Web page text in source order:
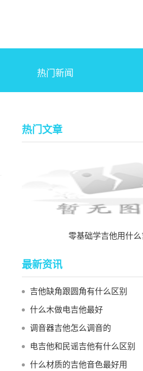
热门新闻
热门文章
零基础学吉他用什
最新资讯
吉他缺角跟圆角有什么区别
什么木做电吉他最好
调音器吉他怎么调音的
电吉他和民谣吉他有什么区别
什么材质的吉他音色最好用